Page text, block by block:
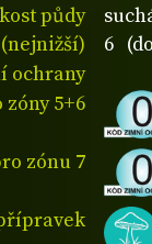
půdy
6
ochrany
zóny 5+6
zónu 7